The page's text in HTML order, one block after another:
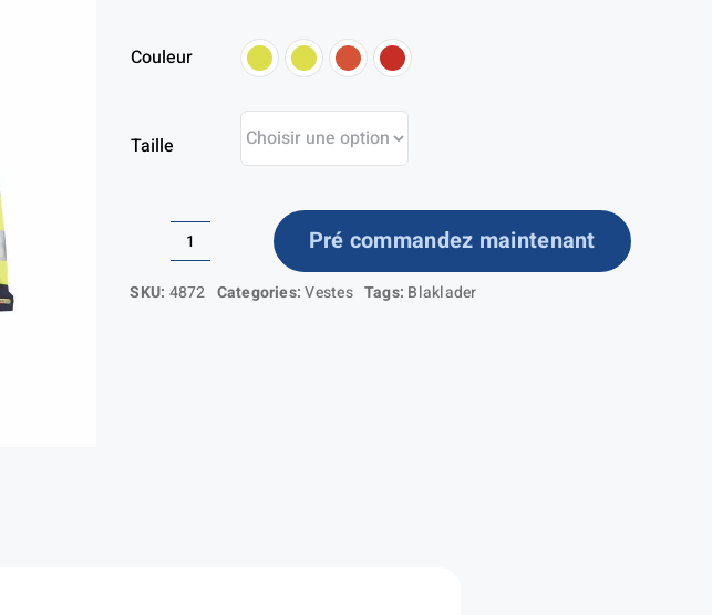
Couleur
Taille
quantité
de
Pré commandez maintenant
SKU: 4872 Categories:Vestes Tags: Blaklader